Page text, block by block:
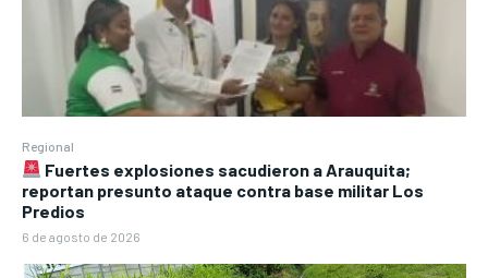
Regional
Fuertes explosiones sacudieron a Arauquita;
reportan presunto ataque contra base militar Los
Predios
6 de agosto de 2026